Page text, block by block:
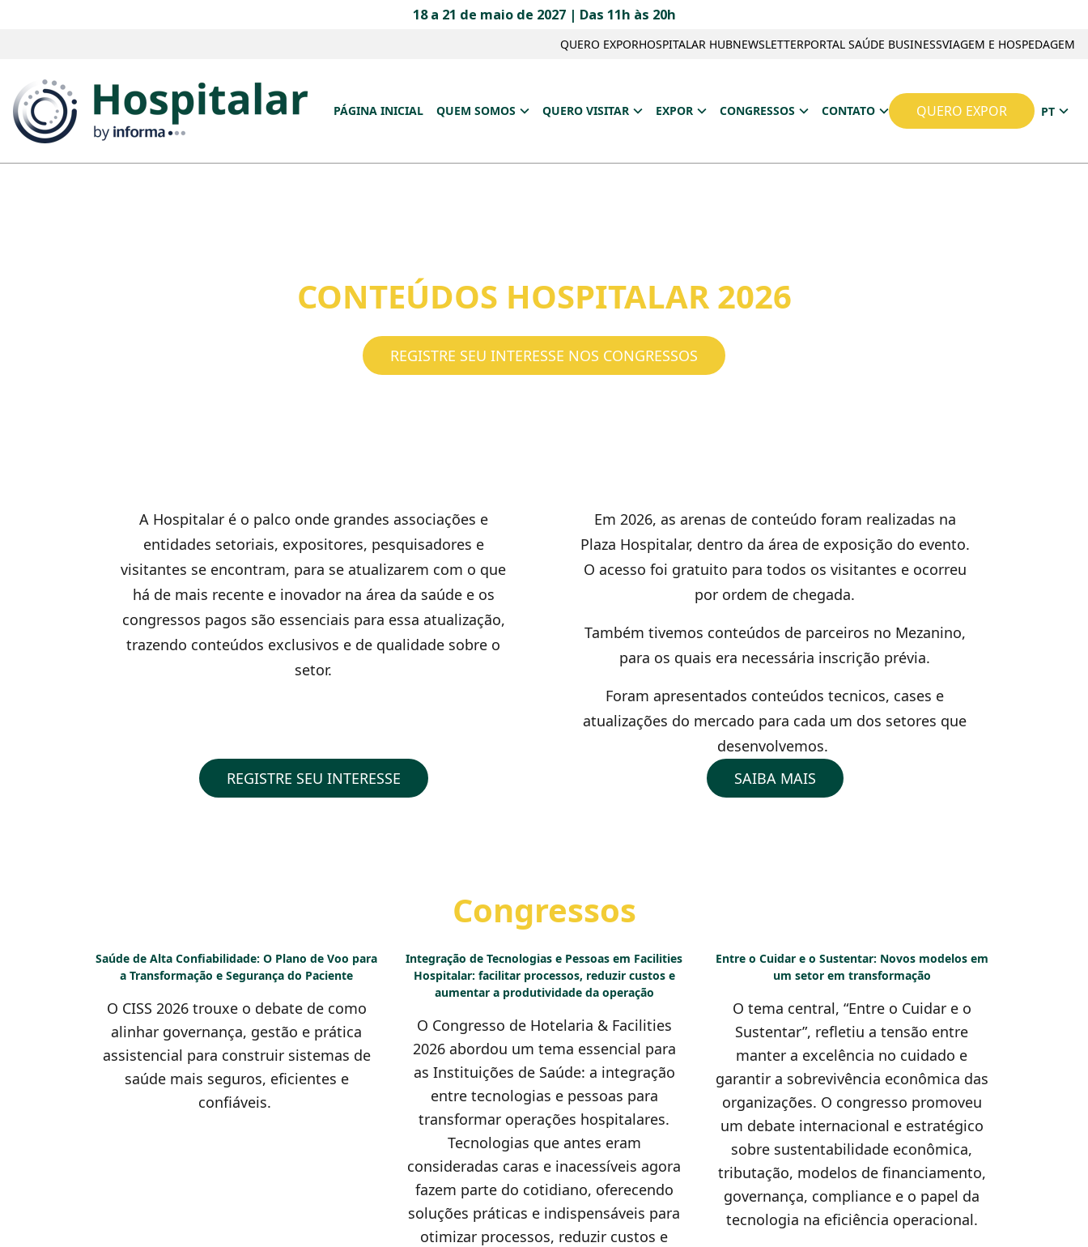
18 a 21 de maio de 2027 | Das 11h às 20h
QUERO EXPORHOSPITALAR HUBNEWSLETTERPORTAL SAÚDE BUSINESSVIAGEM E HOSPEDAGEM
PÁGINA INICIAL QUEM SOMOS QUERO VISITAR EXPOR CONGRESSOS CONTATO QUERO EXPOR PT
CONTEÚDOS HOSPITALAR 2026
REGISTRE SEU INTERESSE NOS CONGRESSOS
A Hospitalar é o palco onde grandes associações e
entidades setoriais, expositores, pesquisadores e
visitantes se encontram, para se atualizarem com o que
há de mais recente e inovador na área da saúde e os
congressos pagos são essenciais para essa atualização,
trazendo conteúdos exclusivos e de qualidade sobre o
setor.
REGISTRE SEU INTERESSE
Em 2026, as arenas de conteúdo foram realizadas na
Plaza Hospitalar, dentro da área de exposição do evento.
O acesso foi gratuito para todos os visitantes e ocorreu
por ordem de chegada.
Também tivemos conteúdos de parceiros no Mezanino,
para os quais era necessária inscrição prévia.
Foram apresentados conteúdos tecnicos, cases e
atualizações do mercado para cada um dos setores que
desenvolvemos.
SAIBA MAIS
Congressos
Saúde de Alta Confiabilidade: O Plano de Voo para
a Transformação e Segurança do Paciente
O CISS 2026 trouxe o debate de como
alinhar governança, gestão e prática
assistencial para construir sistemas de
saúde mais seguros, eficientes e
confiáveis.
Integração de Tecnologias e Pessoas em Facilities
Hospitalar: facilitar processos, reduzir custos e
aumentar a produtividade da operação
O Congresso de Hotelaria & Facilities
2026 abordou um tema essencial para
as Instituições de Saúde: a integração
entre tecnologias e pessoas para
transformar operações hospitalares.
Tecnologias que antes eram
consideradas caras e inacessíveis agora
fazem parte do cotidiano, oferecendo
soluções práticas e indispensáveis para
otimizar processos, reduzir custos e
Entre o Cuidar e o Sustentar: Novos modelos em
um setor em transformação
O tema central, “Entre o Cuidar e o
Sustentar”, refletiu a tensão entre
manter a excelência no cuidado e
garantir a sobrevivência econômica das
organizações. O congresso promoveu
um debate internacional e estratégico
sobre sustentabilidade econômica,
tributação, modelos de financiamento,
governança, compliance e o papel da
tecnologia na eficiência operacional.